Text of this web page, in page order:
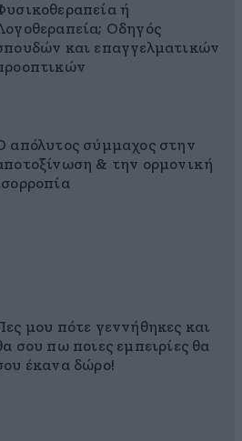
ή
Οδηγός
και επαγγελματικών
απόλυτος σύμμαχος στην
& την ορμονική
μου πότε γεννήθηκες και
σου πω ποιες εμπειρίες θα
έκανα δώρο!